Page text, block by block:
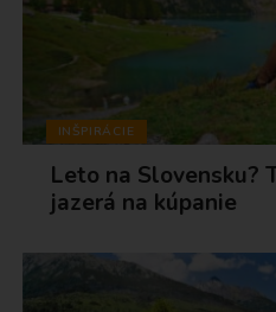
INŠPIRÁCIE
Leto na Slovensku?
jazerá na kúpanie